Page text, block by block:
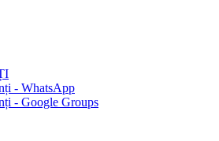
- WhatsApp
- Google Groups